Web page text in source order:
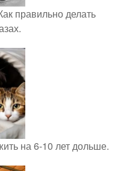
правильно делать
на 6-10 лет дольше.